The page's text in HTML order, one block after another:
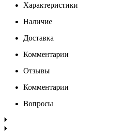
Характеристики
Наличие
Доставка
Комментарии
Отзывы
Комментарии
Вопросы